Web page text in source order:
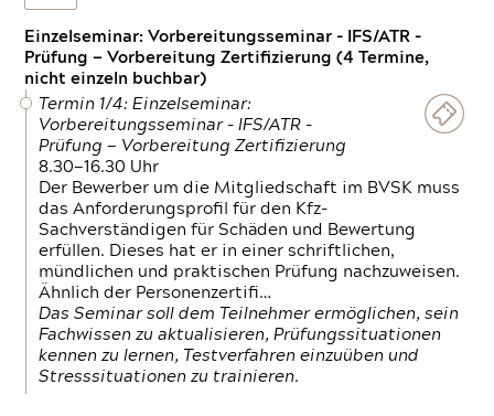
Einzelseminar: Vorbereitungsseminar - IFS/ATR -
Prüfung — Vorbereitung Zertifizierung (4 Termine,
nicht einzeln buchbar)
Termin 1/4: Einzelseminar:
Vorbereitungsseminar - IFS/ATR -
Prüfung — Vorbereitung Zertifizierung
8.30—16.30 Uhr
Der Bewerber um die Mitgliedschaft im BVSK muss
das Anforderungsprofil für den Kfz-
Sachverständigen für Schäden und Bewertung
erfüllen. Dieses hat er in einer schriftlichen,
mündlichen und praktischen Prüfung nachzuweisen.
Ähnlich der Personenzertifi…
Das Seminar soll dem Teilnehmer ermöglichen, sein
Fachwissen zu aktualisieren, Prüfungssituationen
kennen zu lernen, Testverfahren einzuüben und
Stresssituationen zu trainieren.